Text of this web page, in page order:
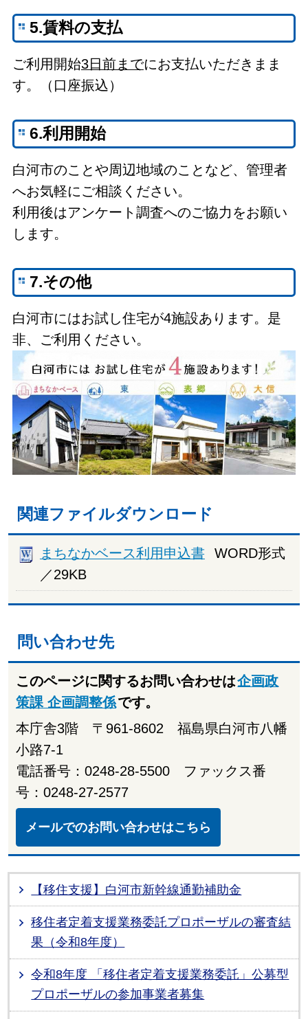
5.賃料の支払
ご利用開始3日前までにお支払いただきまま
す。（口座振込）
6.利用開始
白河市のことや周辺地域のことなど、管理者
へお気軽にご相談ください。
利用後はアンケート調査へのご協力をお願い
します。
7.その他
白河市にはお試し住宅が4施設あります。是
非、ご利用ください。
関連ファイルダウンロード
まちなかベース利用申込書
WORD形式
／29KB
問い合わせ先
このページに関するお問い合わせは企画政
策課 企画調整係です。
本庁舎3階 〒961-8602 福島県白河市八幡
小路7-1
電話番号：0248-28-5500 ファックス番
号：0248-27-2577
メールでのお問い合わせはこちら
【移住支援】白河市新幹線通勤補助金
移住者定着支援業務委託プロポーザルの審査結
果（令和8年度）
令和8年度 「移住者定着支援業務委託」公募型
プロポーザルの参加事業者募集